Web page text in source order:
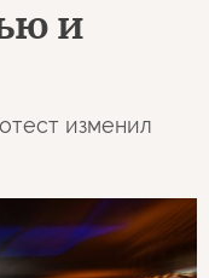
и
изменил